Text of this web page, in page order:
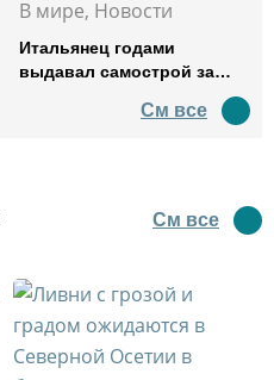
В мире, Новости
Итальянец годами
выдавал самострой за
водил туда туристов
См все
См все